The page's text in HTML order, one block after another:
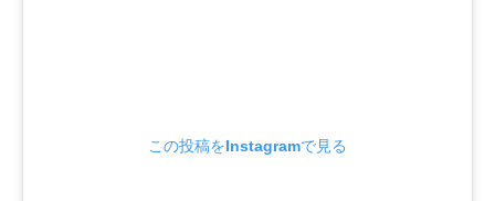
この投稿をInstagramで見る